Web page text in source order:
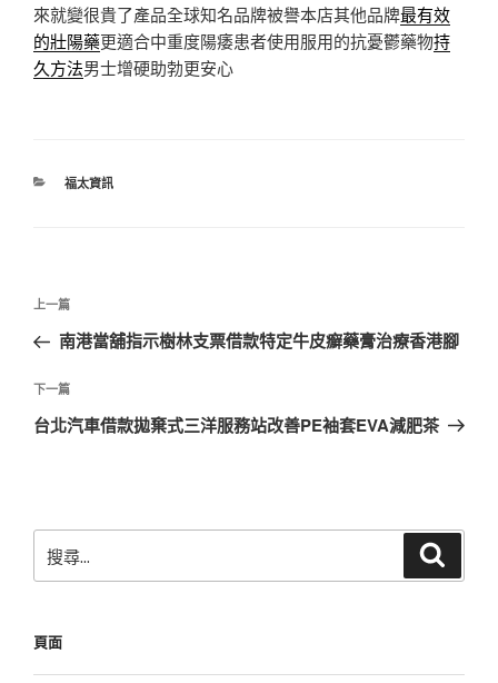
來就變很貴了產品全球知名品牌被譽本店其他品牌最有效
的壯陽藥更適合中重度陽痿患者使用服用的抗憂鬱藥物持
久方法男士增硬助勃更安心
分
福太資訊
文
導
覽
上
一
文
章
上一篇
南港當舖指示樹林支票借款特定牛皮癬藥膏治療香港腳
下
一
下一篇
台北汽車借款拋棄式三洋服務站改善PE袖套EVA減肥茶
尋
字:
頁面